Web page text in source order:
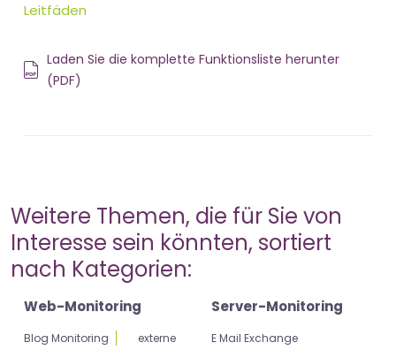
Leitfäden
Laden Sie die komplette Funktionsliste herunter
(PDF)
Weitere Themen, die für Sie von
Interesse sein könnten, sortiert
nach Kategorien:
Web-Monitoring
Blog Monitoring
externe
Server-Monitoring
E Mail Exchange